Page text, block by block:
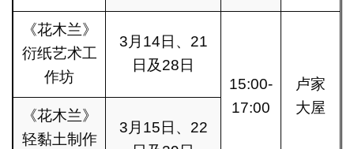
《花木兰》
衍纸艺术工
作坊
3月14日、21
日及28日
15:00-
17:00
卢家
大屋
《花木兰》
轻黏土制作
3月15日、22